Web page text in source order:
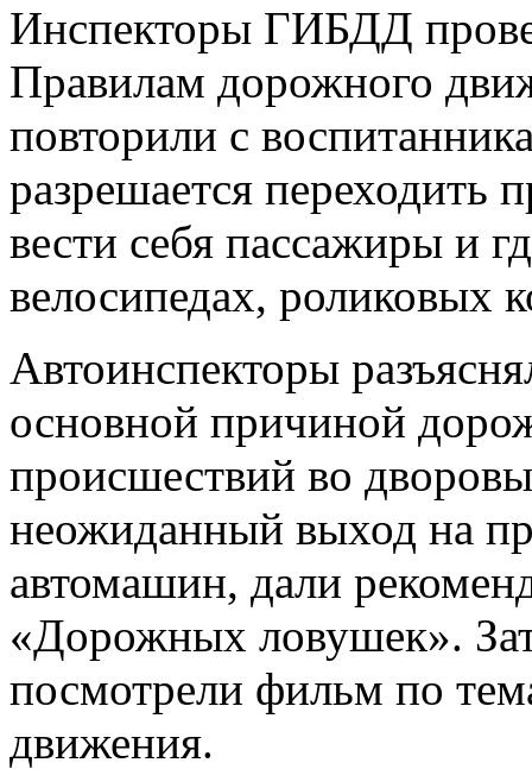
Инспекторы ГИБДД
Правилам дорожного
повторили с
разрешается переходить
вести себя пассажиры и
велосипедах, роликовых
Автоинспекторы
основной причиной
происшествий во
неожиданный выход на
автомашин, дали
«Дорожных ловушек».
посмотрели фильм по
движения.